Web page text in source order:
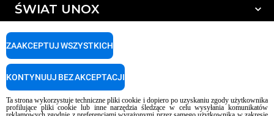
Wszystkie akcesoria
Detergenty do ręcznego mycia
Uzdatnianie wody z filtrem żywicznym
Uzdatnianie wody metodą odwróconej osmozy
ŚWIAT UNOX
LOKALIZATOR CENTRÓW SERWISOWYCH
Ta strona wykorzystuje techniczne pliki cookie i dopiero po uzyskaniu zgody użytkownika
profilujące pliki cookie lub inne narzędzia śledzące w celu wysyłania komunikatów
ZAAKCEPTUJ WSZYSTKICH
KONTYNUUJ BEZ AKCEPTACJI